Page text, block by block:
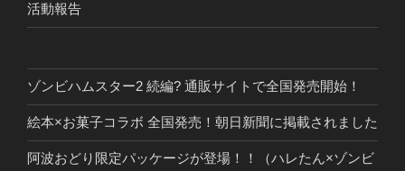
活動報告
ゾンビハムスター2 続編? 通販サイトで全国発売開始！
絵本×お菓子コラボ 全国発売！朝日新聞に掲載されました
阿波おどり限定パッケージが登場！！（ハレたん×ゾンビ